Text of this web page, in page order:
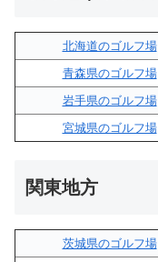
北海道のゴルフ場
青森県のゴルフ場
岩手県のゴルフ場
宮城県のゴルフ場
関東地方
茨城県のゴルフ場